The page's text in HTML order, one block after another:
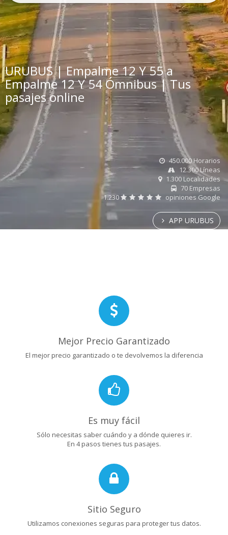
URUBUS | Empalme 12 Y 55 a
Empalme 12 Y 54 Ómnibus | Tus
pasajes online
450.000 Horarios
12.300 Líneas
1.300 Localidades
70 Empresas
1.230
opiniones Google
APP URUBUS
Mejor Precio Garantizado
El mejor precio garantizado o te devolvemos la diferencia
Es muy fácil
Sólo necesitas saber cuándo y a dónde quieres ir.
En 4 pasos tienes tus pasajes.
Sitio Seguro
Utilizamos conexiones seguras para proteger tus datos.